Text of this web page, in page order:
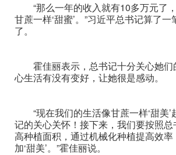
“那么一年的收入就有10多万元了
甘蔗一样‘甜蜜’。”习近平总书记算了
了。
霍佳丽表示，总书记十分关心她
心生活有没有变好，让她很是感动。
“现在我们的生活像甘蔗一样‘甜美
记的关心关怀！接下来，我们要按照
高种植面积，通过机械化种植提高效率
加‘甜美’。”霍佳丽说。